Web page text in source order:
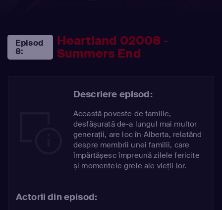
Episod
8:
Heartland 02008 -
Summers End
Descriere episod:
Această poveste de familie,
desfășurată de-a lungul mai multor
generații, are loc în Alberta, relatând
despre membrii unei familii, care
împărtășesc împreună zilele fericite
și momentele grele ale vieții lor.
Actorii din episod: